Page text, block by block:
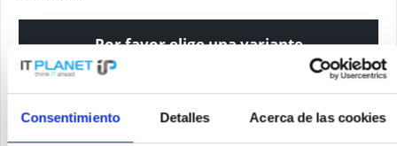
Consentimiento Detalles Acerca de las cookies
Por favor elige una variante
Estado del artículo